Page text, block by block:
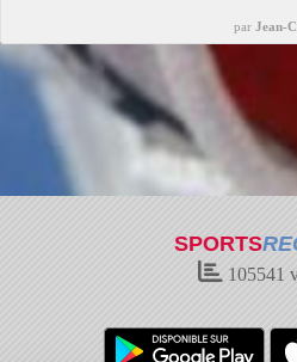
par Jean-
SPORTS
105541